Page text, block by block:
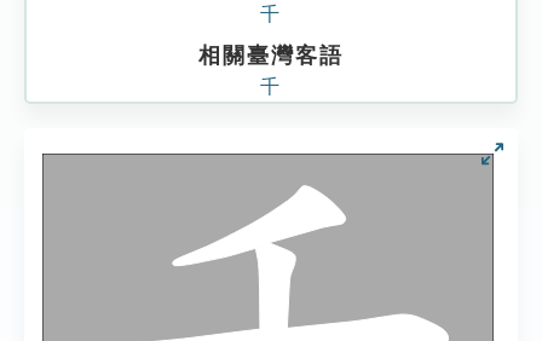
千
相關臺灣客語
千